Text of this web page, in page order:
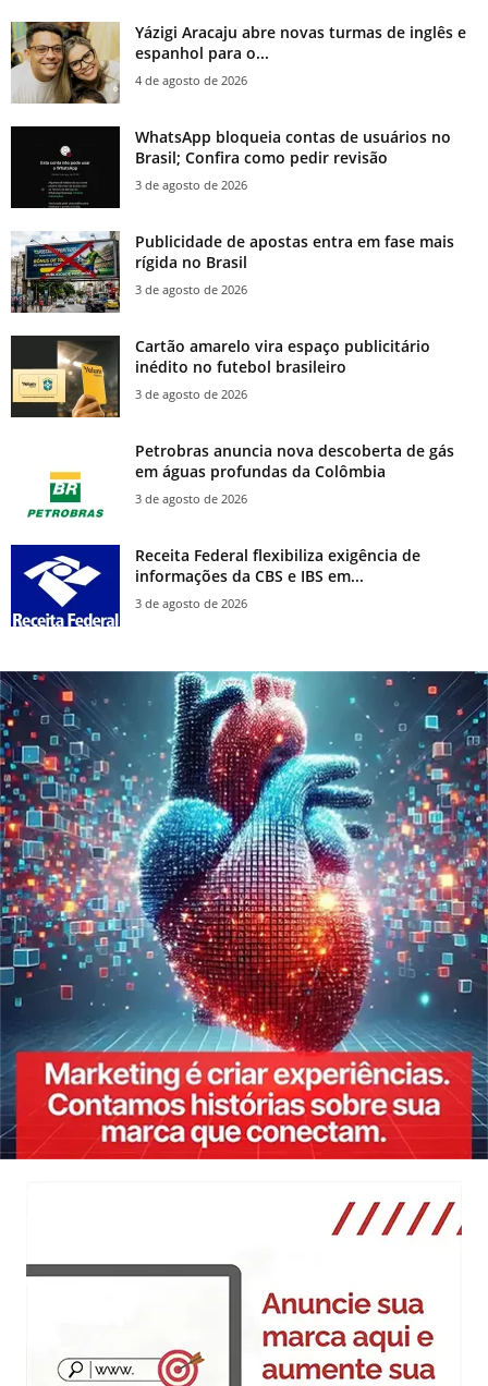
Yázigi Aracaju abre novas turmas de inglês e
espanhol para o...
4 de agosto de 2026
WhatsApp bloqueia contas de usuários no
Brasil; Confira como pedir revisão
3 de agosto de 2026
Publicidade de apostas entra em fase mais
rígida no Brasil
3 de agosto de 2026
Cartão amarelo vira espaço publicitário
inédito no futebol brasileiro
3 de agosto de 2026
Petrobras anuncia nova descoberta de gás
em águas profundas da Colômbia
3 de agosto de 2026
Receita Federal flexibiliza exigência de
informações da CBS e IBS em...
3 de agosto de 2026